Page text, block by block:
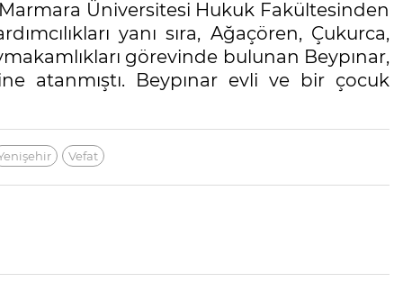
Üniversitesi Hukuk Fakültesinden
yanı sıra, Ağaçören, Çukurca,
görevinde bulunan Beypınar,
atanmıştı. Beypınar evli ve bir çocuk
Vefat